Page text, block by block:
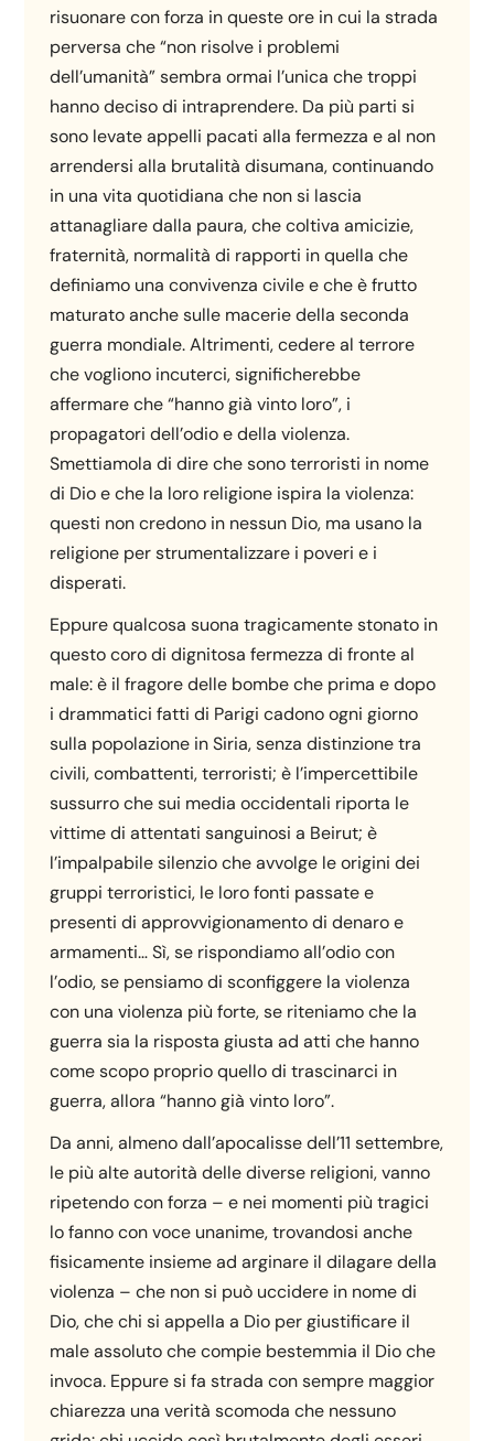
risuonare con forza in queste ore in cui la strada
perversa che “non risolve i problemi
dell’umanità” sembra ormai l’unica che troppi
hanno deciso di intraprendere. Da più parti si
sono levate appelli pacati alla fermezza e al non
arrendersi alla brutalità disumana, continuando
in una vita quotidiana che non si lascia
attanagliare dalla paura, che coltiva amicizie,
fraternità, normalità di rapporti in quella che
definiamo una convivenza civile e che è frutto
maturato anche sulle macerie della seconda
guerra mondiale. Altrimenti, cedere al terrore
che vogliono incuterci, significherebbe
affermare che “hanno già vinto loro”, i
propagatori dell’odio e della violenza.
Smettiamola di dire che sono terroristi in nome
di Dio e che la loro religione ispira la violenza:
questi non credono in nessun Dio, ma usano la
religione per strumentalizzare i poveri e i
disperati.
Eppure qualcosa suona tragicamente stonato in
questo coro di dignitosa fermezza di fronte al
male: è il fragore delle bombe che prima e dopo
i drammatici fatti di Parigi cadono ogni giorno
sulla popolazione in Siria, senza distinzione tra
civili, combattenti, terroristi; è l’impercettibile
sussurro che sui media occidentali riporta le
vittime di attentati sanguinosi a Beirut; è
l’impalpabile silenzio che avvolge le origini dei
gruppi terroristici, le loro fonti passate e
presenti di approvvigionamento di denaro e
armamenti… Sì, se rispondiamo all’odio con
l’odio, se pensiamo di sconfiggere la violenza
con una violenza più forte, se riteniamo che la
guerra sia la risposta giusta ad atti che hanno
come scopo proprio quello di trascinarci in
guerra, allora “hanno già vinto loro”.
Da anni, almeno dall’apocalisse dell’11 settembre,
le più alte autorità delle diverse religioni, vanno
ripetendo con forza – e nei momenti più tragici
lo fanno con voce unanime, trovandosi anche
fisicamente insieme ad arginare il dilagare della
violenza – che non si può uccidere in nome di
Dio, che chi si appella a Dio per giustificare il
male assoluto che compie bestemmia il Dio che
invoca. Eppure si fa strada con sempre maggior
chiarezza una verità scomoda che nessuno